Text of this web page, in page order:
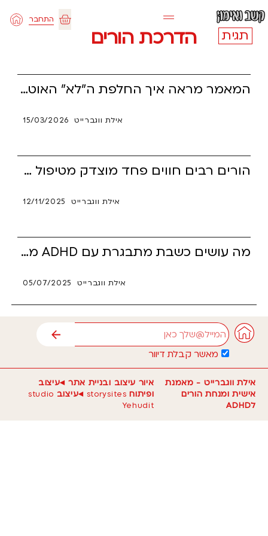
דילוג
לתוכן
עגלת
התחבר
תגית הדרכת הורים
המאמר מראה איך החלפת ה"לא" האוטומטי והמתגונן של הורים כלפי מתבגרים עם הפרעת קשב (ADHD) בגישה רכה של "בטח, למה לא?", שוברת את מעגל המאבקים השוחק, ממיסה את חומות ההגנה של הילד ופותחת פתח לשיתוף פעולה במקום מלחמה.
אילת ווגברייט 15/03/2026
הורים רבים חווים פחד מוצדק מטיפול תרופתי שמותיר את ילדם כבוי ועצוב, אך "ילד זומבי" הוא סימן לטיפול לא מדויק – לא לגורל. תרופות לקשב נועדו לאפשר גישה טובה יותר ליכולות, לא לכבות אותן. בעזרת כוונון נכון, ליווי רגשי והדרכת הורים, ניתן למצוא איזון שמחזיר את הילד לחיים מלאים, רגועים ומלאי ביטוי עצמי.
אילת ווגברייט 12/11/2025
מה עושים כשבת מתבגרת עם ADHD מבקשת לפתוח דף חדש, בלי “תיוג”? איך לאזן בין הרצון להשתלב לבין הצורך בהתאמות חשובות? שיח פתוח, פתרונות יצירתיים ורגישות הם המפתח.
אילת ווגברייט 05/07/2025
אימייל
מאשר קבלת דיוור
שליחה
אילת ווגברייט - מאמנת
אישית ומנחת הורים
לADHD
איור עיצוב ובניית אתר ◂עיצוב
ופיתוח storysites ◂עיצוב studio
Yehudit